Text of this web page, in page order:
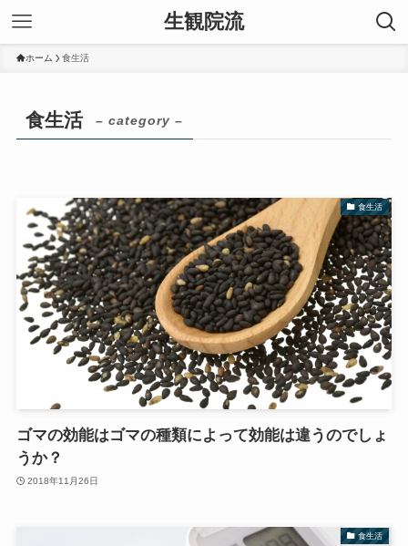
生観院流
ホーム 食生活
食生活 – category –
食生活
ゴマの効能はゴマの種類によって効能は違うのでしょ
うか？
2018年11月26日
食生活